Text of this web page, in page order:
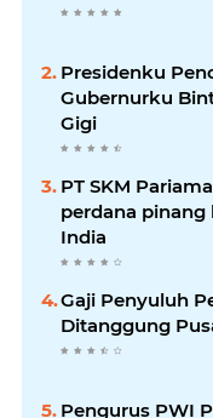
Presidenku
Gubernurku
Gigi
PT SKM
perdana pinang
India
Gaji Penyuluh
Ditanggung
Pengurus PWI